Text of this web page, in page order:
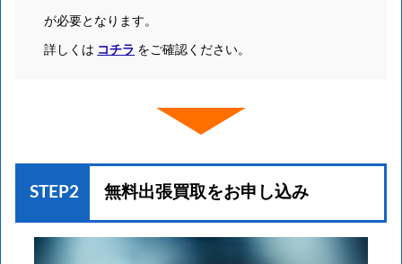
が必要となります。
詳しくは コチラ をご確認ください。
STEP2 無料出張買取をお申し込み